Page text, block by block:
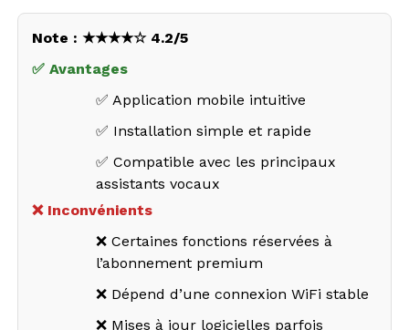
Note : ★★★★☆ 4.2/5
✅ Avantages
✅ Application mobile intuitive
✅ Installation simple et rapide
✅ Compatible avec les principaux
assistants vocaux
❌ Inconvénients
❌ Certaines fonctions réservées à
l’abonnement premium
❌ Dépend d’une connexion WiFi stable
❌ Mises à jour logicielles parfois